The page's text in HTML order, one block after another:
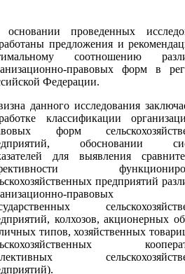
проведенных
предложения и
соотношению
правовых форм в
Федерации.
данного исследования
классификации
форм
обосновании
для выявления
предприятий
правовых
колхозов, акционерных
типов, хозяйственных